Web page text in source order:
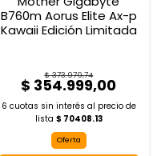
B760m Aorus Elite Ax-p
Kawaii Edición Limitada
$ 373.979,74
$ 354.999,00
6 cuotas sin interés al precio de
lista $ 70408.13
Oferta